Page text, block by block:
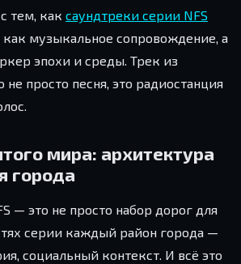
тем, как саундтреки серии NFS
как музыкальное сопровождение, а
эпохи и среды. Трек из
просто песня, это радиостанция
мира: архитектура
города
— это не просто набор дорог для
серии каждый район города —
социальный контекст. И всё это